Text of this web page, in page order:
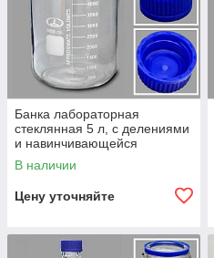
Банка лабораторная
стеклянная 5 л, с делениями
и навинчивающейся
полипропиленовой крышкой,
светлое стекло
В наличии
Цену уточняйте